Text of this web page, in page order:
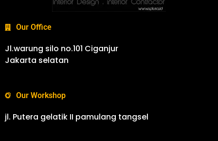
Our Office
Jl.warung silo no.101 Ciganjur
Jakarta selatan
Our Workshop
jl. Putera gelatik II pamulang tangsel